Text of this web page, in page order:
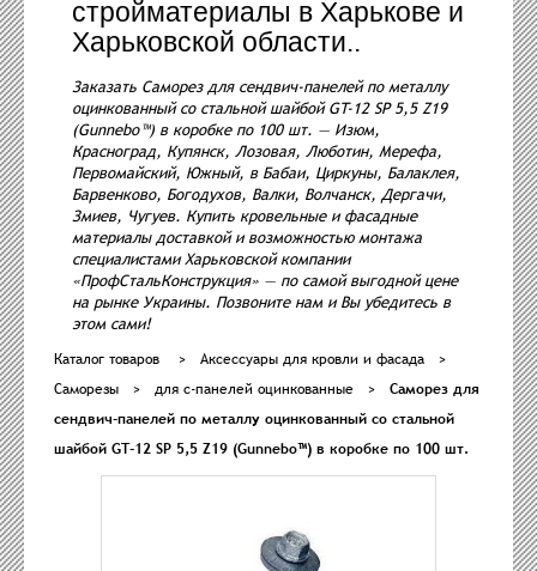
стройматериалы в Харькове и
Харьковской области..
Заказать Саморез для сендвич-панелей по металлу
оцинкованный со стальной шайбой GT-12 SP 5,5 Z19
(Gunnebo™) в коробке по 100 шт. — Изюм,
Красноград, Купянск, Лозовая, Люботин, Мерефа,
Первомайский, Южный, в Бабаи, Циркуны, Балаклея,
Барвенково, Богодухов, Валки, Волчанск, Дергачи,
Змиев, Чугуев. Купить кровельные и фасадные
материалы доставкой и возможностью монтажа
специалистами Харьковской компании
«ПрофСтальКонструкция» — по самой выгодной цене
на рынке Украины. Позвоните нам и Вы убедитесь в
этом сами!
Каталог товаров > Аксессуары для кровли и фасада
>
Саморезы
> для с-панелей оцинкованные >
Саморез для
сендвич-панелей по металлу оцинкованный со стальной
шайбой GT-12 SP 5,5 Z19 (Gunnebo™) в коробке по 100 шт.